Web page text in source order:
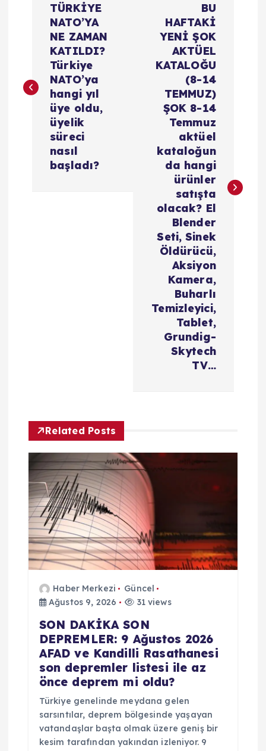
ı
TÜRKİYE
NATO’YA
NE ZAMAN
KATILDI?
Türkiye
NATO’ya
hangi yıl
üye oldu,
üyelik
süreci
nasıl
başladı?
BU
HAFTAKİ
YENİ ŞOK
AKTÜEL
KATALOĞU
(8-14
TEMMUZ)
ŞOK 8-14
Temmuz
aktüel
kataloğun
da hangi
ürünler
satışta
olacak? El
Blender
Seti, Sinek
Öldürücü,
Aksiyon
Kamera,
Buharlı
Temizleyici,
Tablet,
Grundig-
Skytech
TV…
Related Posts
Haber Merkezi
Güncel
Ağustos 9, 2026
31 views
SON DAKİKA SON
DEPREMLER: 9 Ağustos 2026
AFAD ve Kandilli Rasathanesi
son depremler listesi ile az
önce deprem mi oldu?
Türkiye genelinde meydana gelen
sarsıntılar, deprem bölgesinde yaşayan
vatandaşlar başta olmak üzere geniş bir
kesim tarafından yakından izleniyor. 9